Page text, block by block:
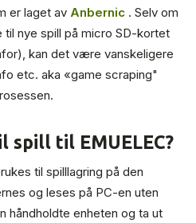
er laget av Anbernic . Selv om
nye spill på micro SD-kortet
kan det være vanskeligere
etc. aka «game scraping"
spill til EMUELEC?
til spilllagring på den
og leses på PC-en uten
håndholdte enheten og ta ut